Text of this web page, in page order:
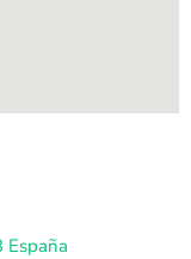
España